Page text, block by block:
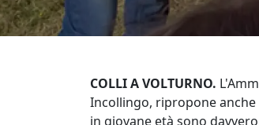
COLLI A VOLTURNO.
Incollingo, ripropone
in giovane età sono